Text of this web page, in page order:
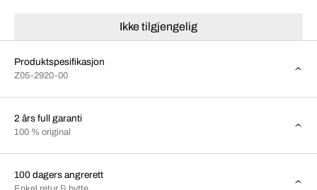
Ikke tilgjengelig
Produktspesifikasjon
Z05-2920-00
2 års full garanti
100 % original
100 dagers angrerett